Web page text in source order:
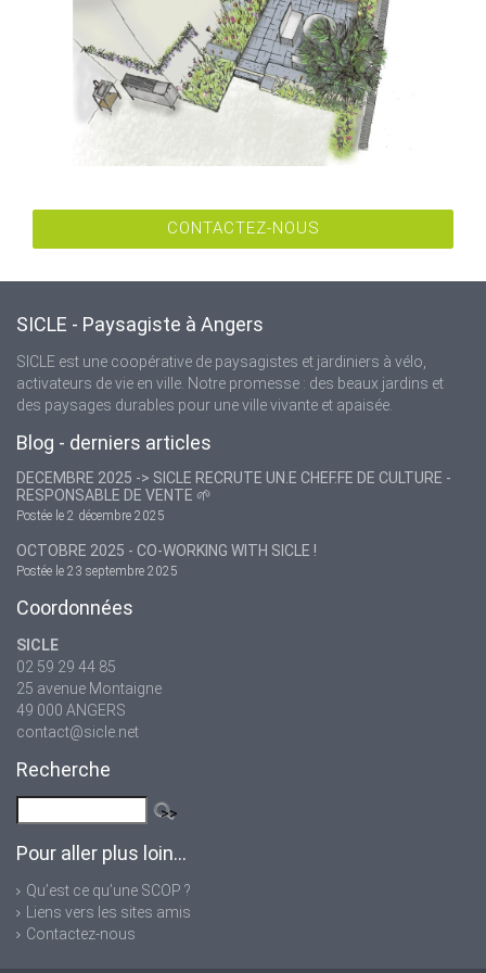
CONTACTEZ-NOUS
SICLE - Paysagiste à Angers
SICLE est une coopérative de paysagistes et jardiniers à vélo,
activateurs de vie en ville. Notre promesse : des beaux jardins et
des paysages durables pour une ville vivante et apaisée.
Blog - derniers articles
DECEMBRE 2025 -> SICLE RECRUTE UN.E CHEF.FE DE CULTURE -
RESPONSABLE DE VENTE 🌱
Postée le 2 décembre 2025
OCTOBRE 2025 - CO-WORKING WITH SICLE !
Postée le 23 septembre 2025
Coordonnées
SICLE
02 59 29 44 85
25 avenue Montaigne
49 000 ANGERS
contact@sicle.net
Recherche
Pour aller plus loin...
Qu’est ce qu’une SCOP ?
Liens vers les sites amis
Contactez-nous